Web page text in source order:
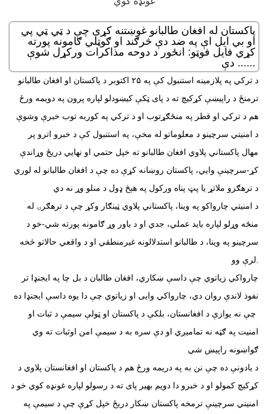
پاکستان له افغان طالبانو غوښتنه کړې چې د ټي ټي پي
او بي ایل اې په ضد دې څرګند او ګوټلي ګامونه پورته
کړي فایل فوټو: انځور د دوحه مذاکرات ورکړل شوې
دې ......
د ترکي په پلازمینه استنبول کې په ۲۵ اکتوبر د پاکستان او افغان طالبانو
ترمنځ د راپیښې کړکیچ ته د پای ټکې کیښودلو لپاره پرون په دویمه ورځ
هم د ترکي او قطر په منځګړتوب او د ترکي په کوربه توب خبرې وشوې
د امنيتي سرچينو د معلوماتو له مخې، په استنبول کې د خبرو اترو پر
مهال پاکستاني پلاوي افغان طالبانو ته خپل حتمي او نهايي دريځ وړاندې
کړ-سرچينې وايي، پاکستان روښانه کړې ده چې د افغان طالبانو له لوري
د ترهګرو ملاتړ يا پټ پناه ورکول په هېڅ ډول د منلو وړ نه دي
د امنيتي چارواکو په وينا، پاکستاني پلاوي ټينګار وکړ چې د ترهګرۍ له
منځه وړلو لپاره بايد عملي، جدي او د باور وړ ګامونه پورته شي-خو د
سرچينو په وينا، د طالبانو استدلالونه غيرمنطقي او د واقعي حالاتو څخه
چارواکي زياتوي چې داسې ښکاري، افغان طالبان د بل چا په ایجنډا تر
نفوذ لاندې روان دي، چارواکي وایی او زیاتوي چې دا یوه داسې ایجنډا ده
چې نه يوازې د افغانستان، بلکې د پاکستان او ټولې سيمې د ثبات او
امنيت په ګټه نه تمامیږي او دې سره به د سیمې امن اوثبات ته وي
ګواښونه راپیښ شي
د یادونې ده چې نن به په دریمه ورځ هم د پاکستان او افغانستان پلاوي د
کړکیچ کمولو او د خبرو دا دویم بهیر پای ته د رسولو لپاره غونډه کوي خو د
امنیتي سرچینې ترمخه پاکستان ښکار دریځ خپل کړې چې د سیمې په